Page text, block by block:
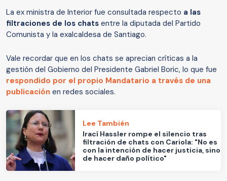
La ex ministra de Interior fue consultada respecto a las
filtraciones de los chats entre la diputada del Partido
Comunista y la exalcaldesa de Santiago.
Vale recordar que en los chats se aprecian críticas a la
gestión del Gobierno del Presidente Gabriel Boric, lo que fue
respondido por el propio Mandatario a través de una
publicación en redes sociales.
Lee También
Irací Hassler rompe el silencio tras
filtración de chats con Cariola: "No es
con la intención de hacer justicia, sino
de hacer daño político"